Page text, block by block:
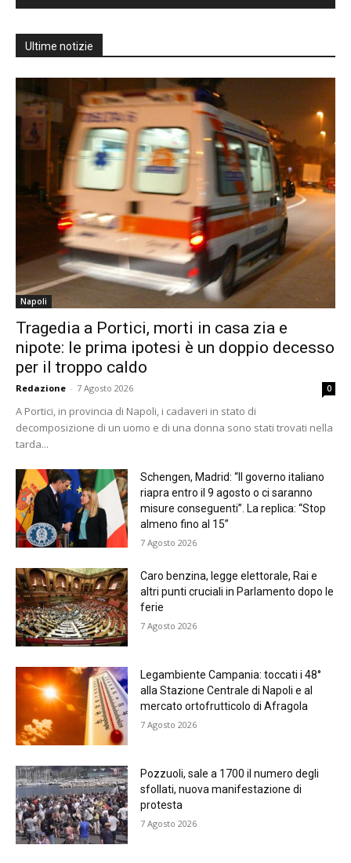
Ultime notizie
Napoli
Tragedia a Portici, morti in casa zia e
nipote: le prima ipotesi è un doppio decesso
per il troppo caldo
Redazione - 7 Agosto 2026 0
A Portici, in provincia di Napoli, i cadaveri in stato di
decomposizione di un uomo e di una donna sono stati trovati nella
tarda...
Schengen, Madrid: “Il governo italiano
riapra entro il 9 agosto o ci saranno
misure conseguenti”. La replica: “Stop
almeno fino al 15”
7 Agosto 2026
Caro benzina, legge elettorale, Rai e
altri punti cruciali in Parlamento dopo le
ferie
7 Agosto 2026
Legambiente Campania: toccati i 48°
alla Stazione Centrale di Napoli e al
mercato ortofrutticolo di Afragola
7 Agosto 2026
Pozzuoli, sale a 1700 il numero degli
sfollati, nuova manifestazione di
protesta
7 Agosto 2026